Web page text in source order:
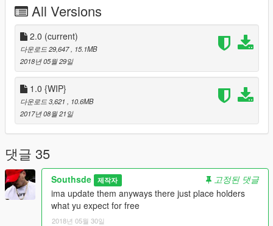
**OFF WHITE MODELS COMING SOON**
Read About The New "OFF WHITE x AIR JORDAN 1"
[Another Callab With Yvng
Thanks To@Siubole2
--------------------------------------------------------------------------------
-------------------
DO NOT REUPLOAD MY MODS OR EDIT AND REUPLOAD
All Versions
2.0 (current)
다운로드 29,647
, 15.1MB
2018년 05월 29일
1.0 {WIP}
다운로드 3,621
, 10.6MB
2017년 08월 21일
댓글 35
Southsde 제작자
고정된 댓글
ima update them anyways there just place holders
what yu expect for free
2018년 05월 30일